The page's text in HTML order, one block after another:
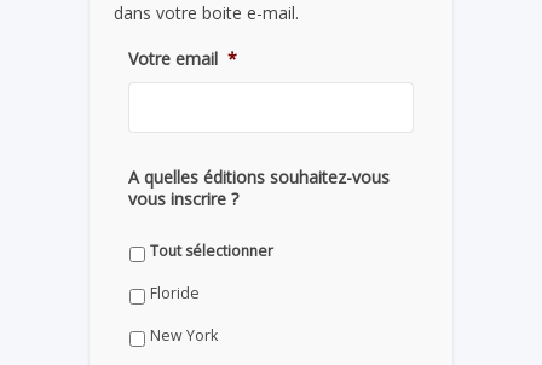
dans votre boite e-mail.
Votre email *
A quelles éditions souhaitez-vous
vous inscrire ?
Tout sélectionner
Floride
New York